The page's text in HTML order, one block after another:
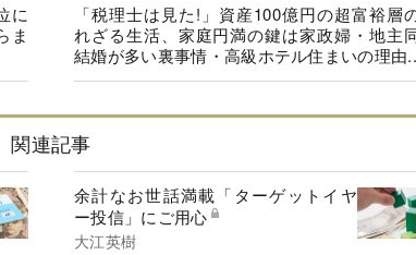
に
ま
「税理士は見た!」資産100億円の超富裕層
れざる生活、家庭円満の鍵は家政婦・地主
結婚が多い裏事情・高級ホテル住まいの理由
関連記事
余計なお世話満載「ターゲットイヤ
ー投信」にご用心
大江英樹